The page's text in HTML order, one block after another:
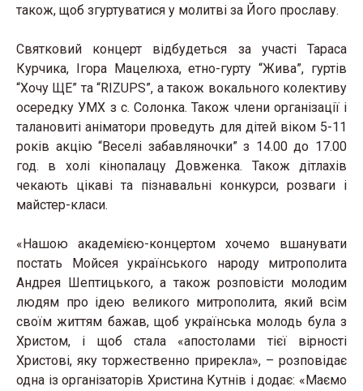
також, щоб згуртуватися у молитві за Його прославу.
Святковий концерт відбудеться за участі Тараса
Курчика, Ігора Мацелюха, етно-гурту “Жива”, гуртів
“Хочу ЩЕ” та “RIZUPS”, а також вокального колективу
осередку УМХ з с. Солонка. Також члени організації і
талановиті аніматори проведуть для дітей віком 5-11
років акцію “Веселі забавляночки” з 14.00 до 17.00
год. в холі кінопалацу Довженка. Також дітлахів
чекають цікаві та пізнавальні конкурси, розваги і
майстер-класи.
«Нашою академією-концертом хочемо вшанувати
постать Мойсея українського народу митрополита
Андрея Шептицького, а також розповісти молодим
людям про ідею великого митрополита, який всім
своїм життям бажав, щоб українська молодь була з
Христом, і щоб стала «апостолами тієї вірності
Христові, яку торжественно прирекла», – розповідає
одна із організаторів Христина Кутнів і додає: «Маємо